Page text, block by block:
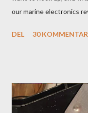
our marine electronics
DEL 30